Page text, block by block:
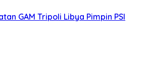
GAM Tripoli Libya Pimpin PSI